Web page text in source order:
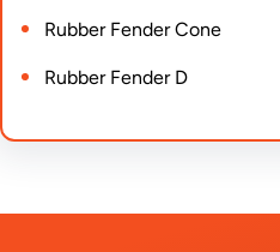
Rubber Fender Cone
Rubber Fender D